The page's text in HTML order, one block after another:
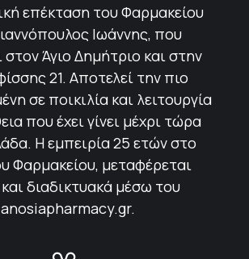
επέκταση του Φαρμακείου
Ιωάννης, που
στον Άγιο Δημήτριο και στην
21. Αποτελεί την πιο
σε ποικιλία και λειτουργία
που έχει γίνει μέχρι τώρα
Η εμπειρία 25 ετών στο
Φαρμακείου, μεταφέρεται
διαδικτυακά μέσω του
anosiapharmacy.gr.